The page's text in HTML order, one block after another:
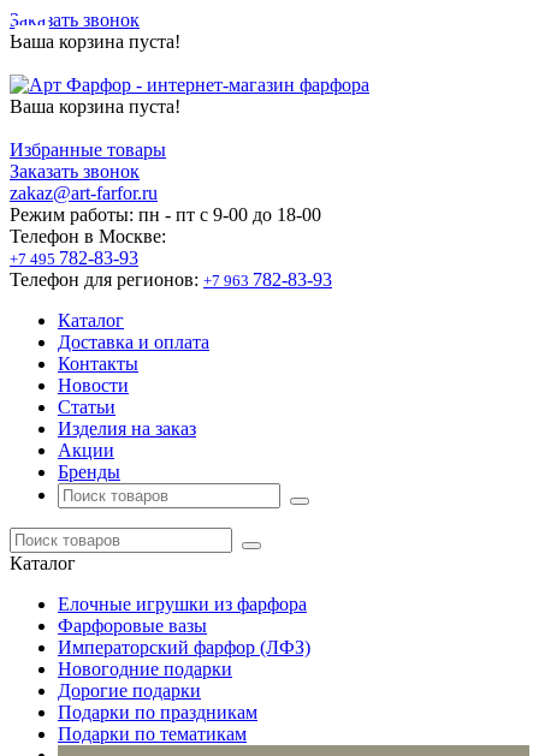
Заказать звонок
Ваша корзина пуста!
Ваша корзина пуста!
Избранные товары
Заказать звонок
zakaz@art-farfor.ru
Режим работы: пн - пт c 9-00 до 18-00
Телефон в Москве:
+7 495 782-83-93
Телефон для регионов: +7 963 782-83-93
Каталог
Доставка и оплата
Контакты
Новости
Статьи
Изделия на заказ
Акции
Бренды
Каталог
Елочные игрушки из фарфора
Фарфоровые вазы
Императорский фарфор (ЛФЗ)
Новогодние подарки
Дорогие подарки
Подарки по праздникам
Подарки по тематикам